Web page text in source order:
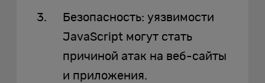
Безопасность: уязвимости
JavaScript могут стать
причиной атак на веб-сайты
и приложения.